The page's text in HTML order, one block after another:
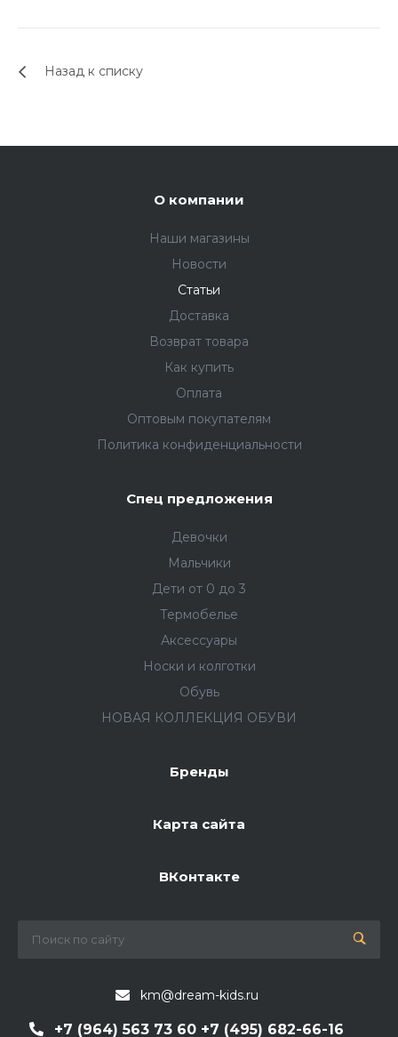
Назад к списку
О компании
Наши магазины
Новости
Статьи
Доставка
Возврат товара
Как купить
Оплата
Оптовым покупателям
Политика конфиденциальности
Спец предложения
Девочки
Мальчики
Дети от 0 до 3
Термобелье
Аксессуары
Носки и колготки
Обувь
НОВАЯ КОЛЛЕКЦИЯ ОБУВИ
Бренды
Карта сайта
ВКонтакте
km@dream-kids.ru
+7 (964) 563 73 60 +7 (495) 682-66-16